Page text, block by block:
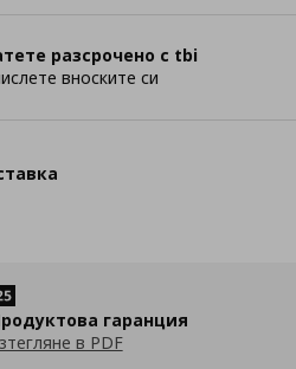
разсрочено с tbi
вноските си
гаранция
в PDF